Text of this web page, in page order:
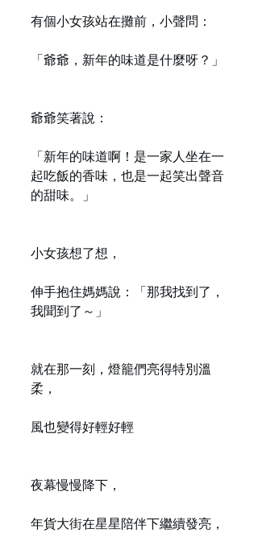
有個小女孩站在攤前，小聲問：
「爺爺，新年的味道是什麼呀？」
爺爺笑著說：
「新年的味道啊！是一家人坐在一
起吃飯的香味，也是一起笑出聲音
的甜味。」
小女孩想了想，
伸手抱住媽媽說：「那我找到了，
我聞到了～」
就在那一刻，燈籠們亮得特別溫
柔，
風也變得好輕好輕
夜幕慢慢降下，
年貨大街在星星陪伴下繼續發亮，